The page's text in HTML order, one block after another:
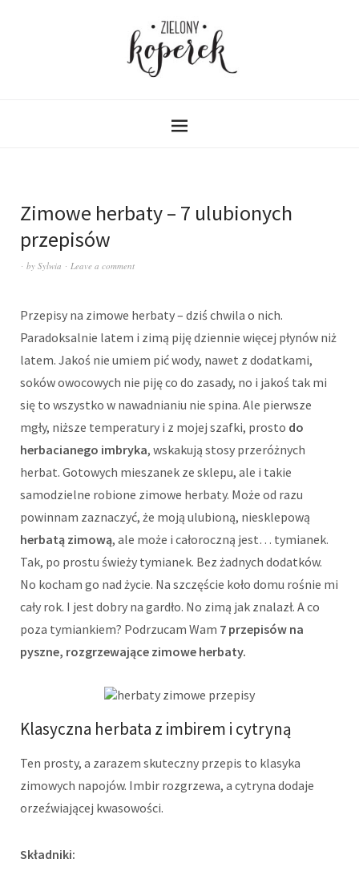
Zimowe herbaty – 7 ulubionych
przepisów
by Sylwia Leave a comment
Przepisy na zimowe herbaty – dziś chwila o nich.
Paradoksalnie latem i zimą piję dziennie więcej płynów niż
latem. Jakoś nie umiem pić wody, nawet z dodatkami,
soków owocowych nie piję co do zasady, no i jakoś tak mi
się to wszystko w nawadnianiu nie spina. Ale pierwsze
mgły, niższe temperatury i z mojej szafki, prosto do
herbacianego imbryka, wskakują stosy przeróżnych
herbat. Gotowych mieszanek ze sklepu, ale i takie
samodzielne robione zimowe herbaty. Może od razu
powinnam zaznaczyć, że moją ulubioną, niesklepową
herbatą zimową, ale może i całoroczną jest… tymianek.
Tak, po prostu świeży tymianek. Bez żadnych dodatków.
No kocham go nad życie. Na szczęście koło domu rośnie mi
cały rok. I jest dobry na gardło. No zimą jak znalazł. A co
poza tymiankiem? Podrzucam Wam 7 przepisów na
pyszne, rozgrzewające zimowe herbaty.
Klasyczna herbata z imbirem i cytryną
Ten prosty, a zarazem skuteczny przepis to klasyka
zimowych napojów. Imbir rozgrzewa, a cytryna dodaje
orzeźwiającej kwasowości.
Składniki: